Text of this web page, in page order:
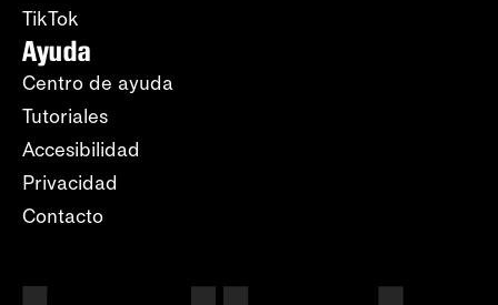
TikTok
Ayuda
Centro de ayuda
Tutoriales
Accesibilidad
Privacidad
Contacto